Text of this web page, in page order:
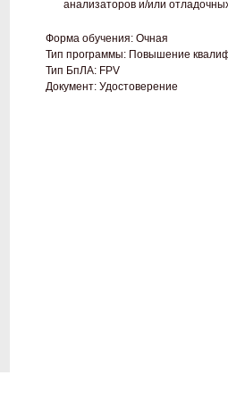
анализаторов и/или
Форма обучения: Очная
Тип программы: Повышение
Тип БпЛА: FPV
Документ: Удостоверение